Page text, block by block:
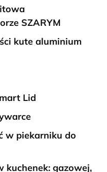
SZARYM
kute aluminium
Lid
w piekarniku do
kuchenek: gazowej,